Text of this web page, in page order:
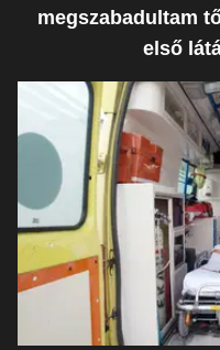
megszabadultam
első